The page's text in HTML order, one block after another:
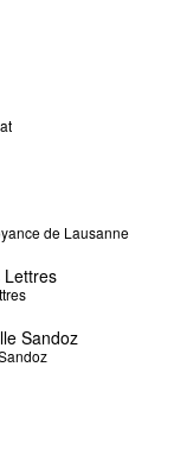
de Lausanne